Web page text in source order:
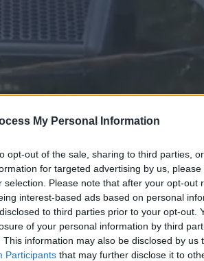
My Personal Information
opt-out of the sale, sharing to third parties,
for targeted advertising by us,
selection. Please note that after your opt-out
interest-based ads based on personal
to third parties prior to your opt-out.
of your personal information by third
This information may also be disclosed by us
Participants that may further disclose it to
το ΕΘΝΟΣ στη Google
με ταμπαζωμένα ρέματατα
με αποτέλεσμα να
υλικών. Όμως το πρόβλημα
έχουν κτιστεί ολόκληρες